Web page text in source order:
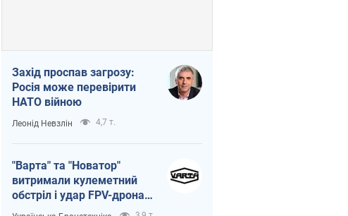
Захід проспав загрозу:
Росія може перевірити
НАТО війною
Леонід Невзлін 4,7 т.
"Варта" та "Новатор"
витримали кулеметний
обстріл і удар FPV-дрона,
врятувавши життя